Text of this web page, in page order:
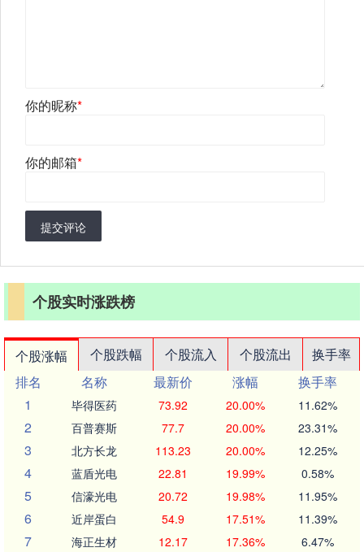
你的昵称*
你的邮箱*
提交评论
个股实时涨跌榜
个股涨幅 个股跌幅 个股流入 个股流出
换手率
排名
名称 最新价 涨幅
换手率
1
毕得医药 73.92 20.00% 11.62%
2 百普赛斯 77.7 20.00% 23.31%
3 北方长龙 113.23 20.00% 12.25%
4 蓝盾光电 22.81 19.99% 0.58%
5 信濠光电 20.72 19.98% 11.95%
6 近岸蛋白 54.9 17.51% 11.39%
7 海正生材 12.17 17.36% 6.47%